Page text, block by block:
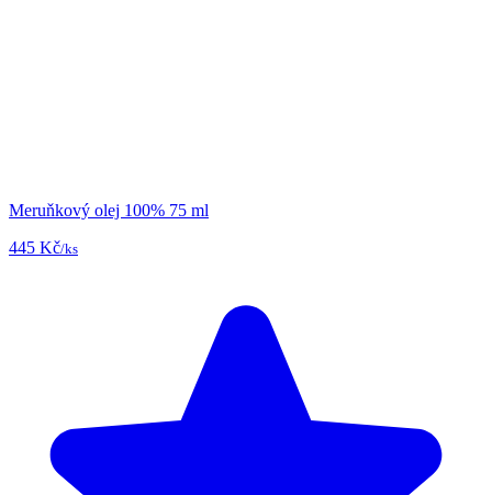
Meruňkový olej 100% 75 ml
445 Kč/ks